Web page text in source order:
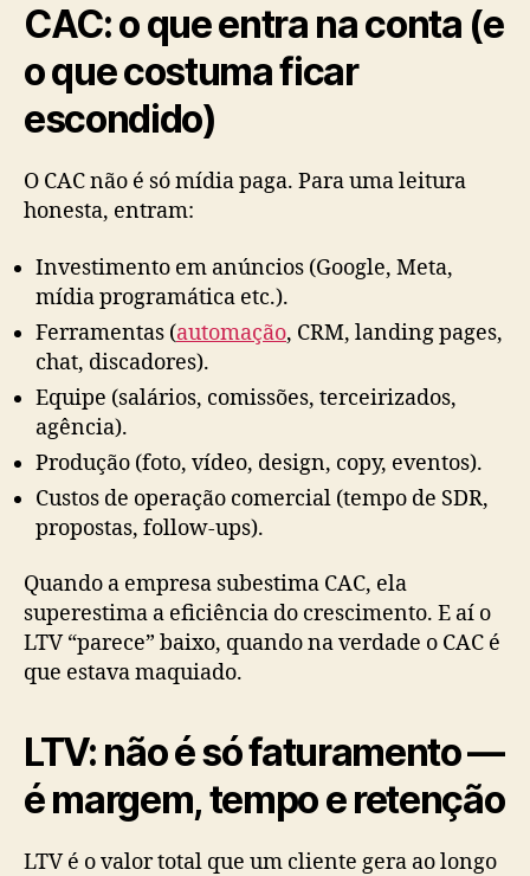
CAC: o que entra na conta (e
o que costuma ficar
escondido)
O CAC não é só mídia paga. Para uma leitura
honesta, entram:
Investimento em anúncios (Google, Meta,
mídia programática etc.).
Ferramentas (automação, CRM, landing pages,
chat, discadores).
Equipe (salários, comissões, terceirizados,
agência).
Produção (foto, vídeo, design, copy, eventos).
Custos de operação comercial (tempo de SDR,
propostas, follow-ups).
Quando a empresa subestima CAC, ela
superestima a eficiência do crescimento. E aí o
LTV “parece” baixo, quando na verdade o CAC é
que estava maquiado.
LTV: não é só faturamento —
é margem, tempo e retenção
LTV é o valor total que um cliente gera ao longo